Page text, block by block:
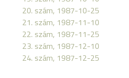
20. szám, 1987-10-25
21. szám, 1987-11-10
22. szám, 1987-11-25
23. szám, 1987-12-10
24. szám, 1987-12-25